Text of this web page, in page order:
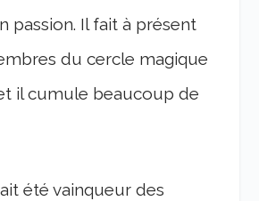
passion. Il fait à présent
du cercle magique
il cumule beaucoup de
été vainqueur des